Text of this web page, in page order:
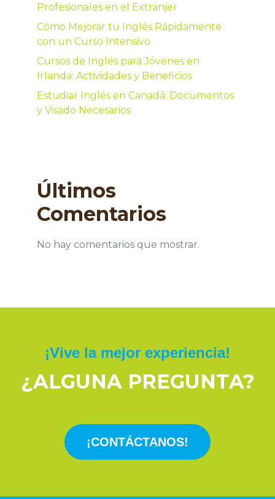
Profesionales en el Extranjer
Cómo Mejorar tu Inglés Rápidamente
con un Curso Intensivo
Cursos de Inglés para Jóvenes en
Irlanda: Actividades y Beneficios
Estudiar Inglés en Canadá: Documentos
y Visado Necesarios
Últimos
Comentarios
No hay comentarios que mostrar.
¡Vive la mejor experiencia!
¿ALGUNA PREGUNTA?
¡CONTÁCTANOS!